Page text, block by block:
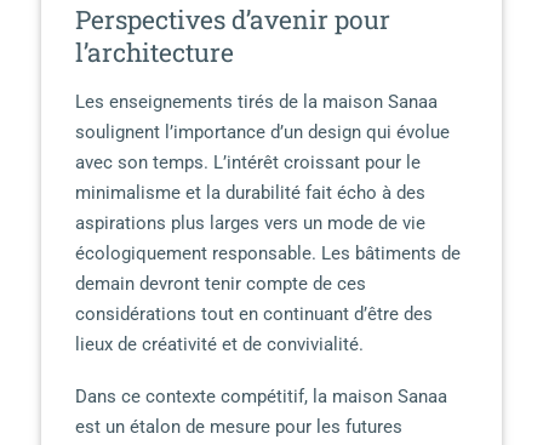
Perspectives d’avenir pour
l’architecture
Les enseignements tirés de la maison Sanaa
soulignent l’importance d’un design qui évolue
avec son temps. L’intérêt croissant pour le
minimalisme et la durabilité fait écho à des
aspirations plus larges vers un mode de vie
écologiquement responsable. Les bâtiments de
demain devront tenir compte de ces
considérations tout en continuant d’être des
lieux de créativité et de convivialité.
Dans ce contexte compétitif, la maison Sanaa
est un étalon de mesure pour les futures